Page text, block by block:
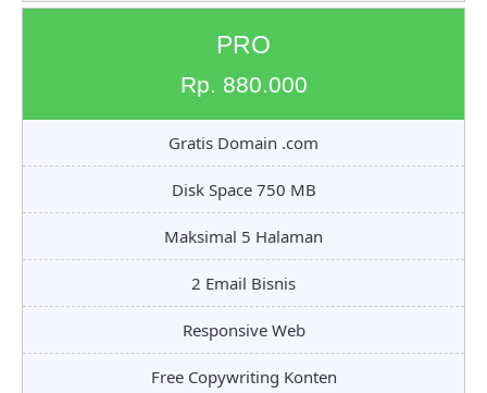
PRO
Rp. 880.000
Gratis Domain .com
Disk Space 750 MB
Maksimal 5 Halaman
2 Email Bisnis
Responsive Web
Free Copywriting Konten